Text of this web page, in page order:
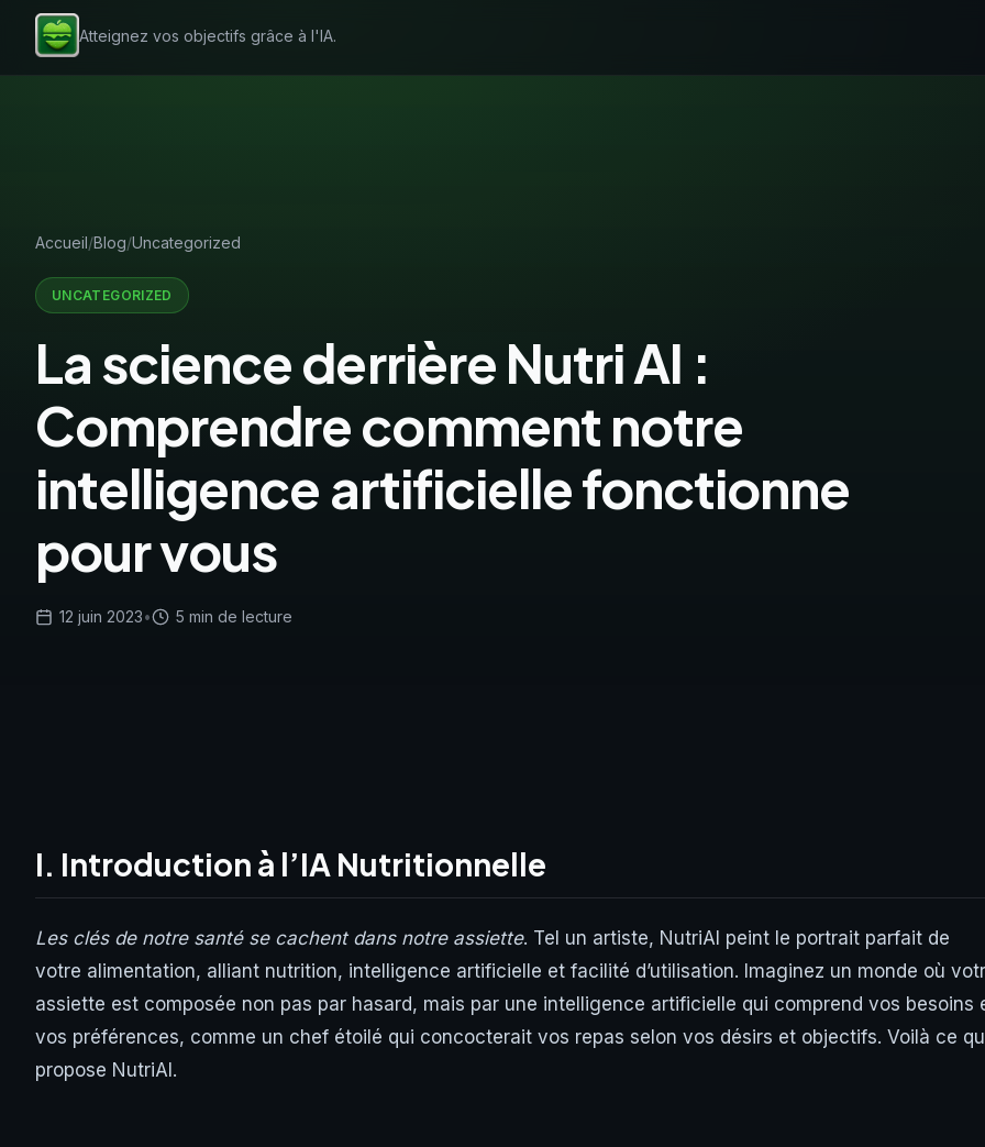
Atteignez vos objectifs grâce à l'IA.
Accueil Blog Uncategorized
UNCATEGORIZED
La science derrière Nutri AI :
Comprendre comment notre
intelligence artificielle fonctionne
pour vous
12 juin 2023• 5 min de lecture
I. Introduction à l’IA Nutritionnelle
Les clés de notre santé se cachent dans notre assiette. Tel un artiste, NutriAI peint le portrait parfait de
votre alimentation, alliant nutrition, intelligence artificielle et facilité d’utilisation. Imaginez un monde où
assiette est composée non pas par hasard, mais par une intelligence artificielle qui comprend vos besoins
vos préférences, comme un chef étoilé qui concocterait vos repas selon vos désirs et objectifs. Voilà ce
propose NutriAI.